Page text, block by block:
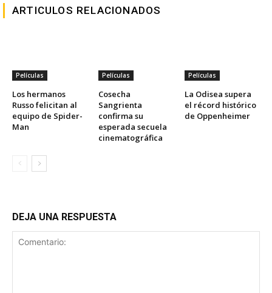
ARTICULOS RELACIONADOS
Películas
Los hermanos
Russo felicitan al
equipo de Spider-
Man
Películas
Cosecha
Sangrienta
confirma su
esperada secuela
cinematográfica
Películas
La Odisea supera
el récord histórico
de Oppenheimer
DEJA UNA RESPUESTA